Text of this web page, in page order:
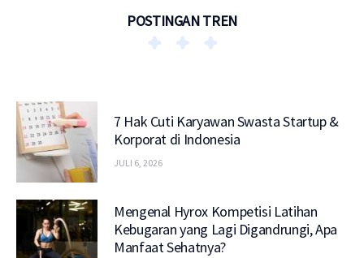
POSTINGAN TREN
7 Hak Cuti Karyawan Swasta Startup &
Korporat di Indonesia
JULI 6, 2026
Mengenal Hyrox Kompetisi Latihan
Kebugaran yang Lagi Digandrungi, Apa
Manfaat Sehatnya?